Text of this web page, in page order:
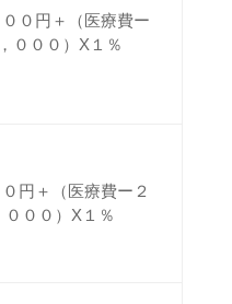
０円＋（医療費ー
０００）X１％
円＋（医療費ー２
０００）X１％